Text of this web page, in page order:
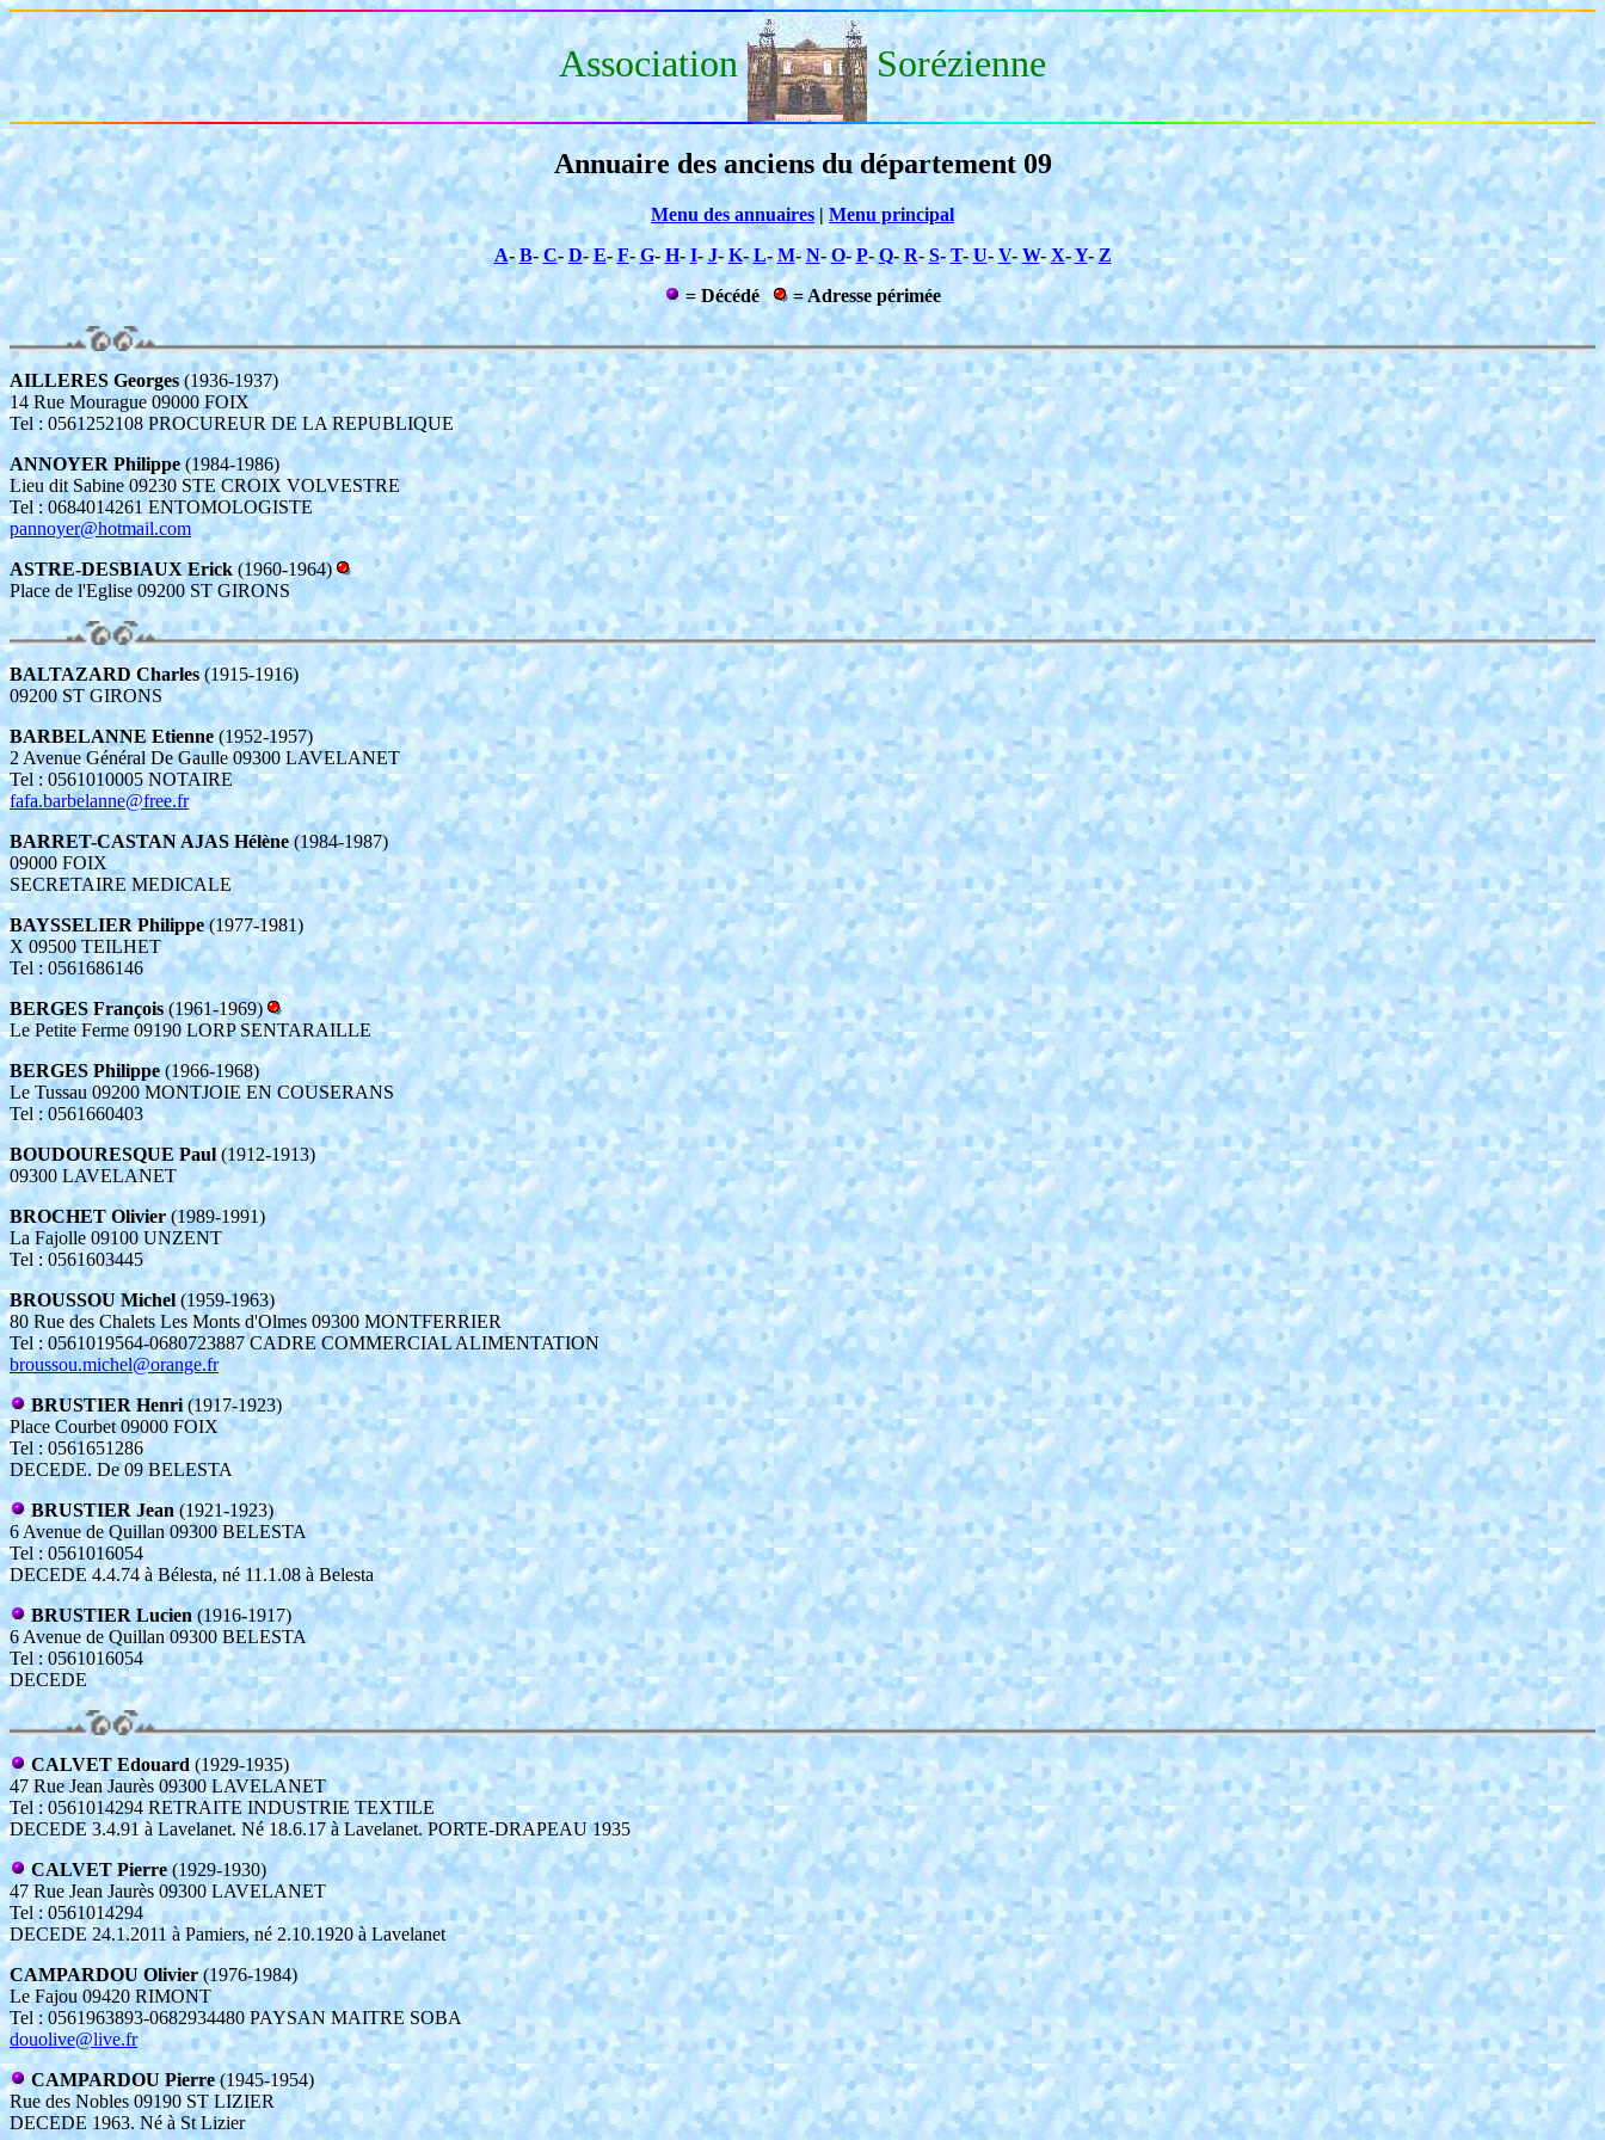
Association Sorézienne
Annuaire des anciens du département 09
Menu des annuaires | Menu principal
A-B- C- D-E-F-G- H- I-J- K-L-M- N- O-P-Q-R- S- T-U- V- W- X-Y-Z
= Décédé
= Adresse périmée
AILLERES Georges (1936-1937)
14 Rue Mourague 09000 FOIX
Tel : 0561252108 PROCUREUR DE LA REPUBLIQUE
ANNOYER Philippe (1984-1986)
Lieu dit Sabine 09230 STE CROIX VOLVESTRE
Tel : 0684014261 ENTOMOLOGISTE
pannoyer@hotmail.com
ASTRE-DESBIAUX Erick (1960-1964)
Place de l'Eglise 09200 ST GIRONS
BALTAZARD Charles(1915-1916)
09200 ST GIRONS
BARBELANNE Etienne (1952-1957)
2 Avenue Général De Gaulle 09300 LAVELANET
Tel : 0561010005 NOTAIRE
fafa.barbelanne@free.fr
BARRET-CASTAN AJAS Hélène (1984-1987)
09000 FOIX
SECRETAIRE MEDICALE
BAYSSELIER Philippe(1977-1981)
X 09500 TEILHET
Tel : 0561686146
BERGES François(1961-1969)
Le Petite Ferme 09190 LORP SENTARAILLE
BERGES Philippe (1966-1968)
Le Tussau 09200 MONTJOIE EN COUSERANS
Tel : 0561660403
BOUDOURESQUE Paul (1912-1913)
09300 LAVELANET
BROCHET Olivier(1989-1991)
La Fajolle 09100 UNZENT
Tel : 0561603445
BROUSSOU Michel (1959-1963)
80 Rue des Chalets Les Monts d'Olmes 09300 MONTFERRIER
Tel : 0561019564-0680723887 CADRE COMMERCIAL ALIMENTATION
broussou.michel@orange.fr
BRUSTIER Henri(1917-1923)
Place Courbet 09000 FOIX
Tel : 0561651286
DECEDE. De 09 BELESTA
BRUSTIER Jean(1921-1923)
6 Avenue de Quillan 09300 BELESTA
Tel : 0561016054
DECEDE 4.4.74 à Bélesta, né 11.1.08 à Belesta
BRUSTIER Lucien (1916-1917)
6 Avenue de Quillan 09300 BELESTA
Tel : 0561016054
DECEDE
CALVET Edouard (1929-1935)
47 Rue Jean Jaurès 09300 LAVELANET
Tel : 0561014294 RETRAITE INDUSTRIE TEXTILE
DECEDE 3.4.91 à Lavelanet. Né 18.6.17 à Lavelanet. PORTE-DRAPEAU 1935
CALVET Pierre(1929-1930)
47 Rue Jean Jaurès 09300 LAVELANET
Tel : 0561014294
DECEDE 24.1.2011 à Pamiers, né 2.10.1920 à Lavelanet
CAMPARDOU Olivier(1976-1984)
Le Fajou 09420 RIMONT
Tel : 0561963893-0682934480 PAYSAN MAITRE SOBA
douolive@live.fr
CAMPARDOU Pierre(1945-1954)
Rue des Nobles 09190 ST LIZIER
DECEDE 1963. Né à St Lizier